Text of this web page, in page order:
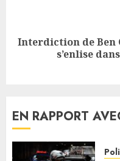
Next
Interdiction de Ben
s’enlise
EN RAPPORT